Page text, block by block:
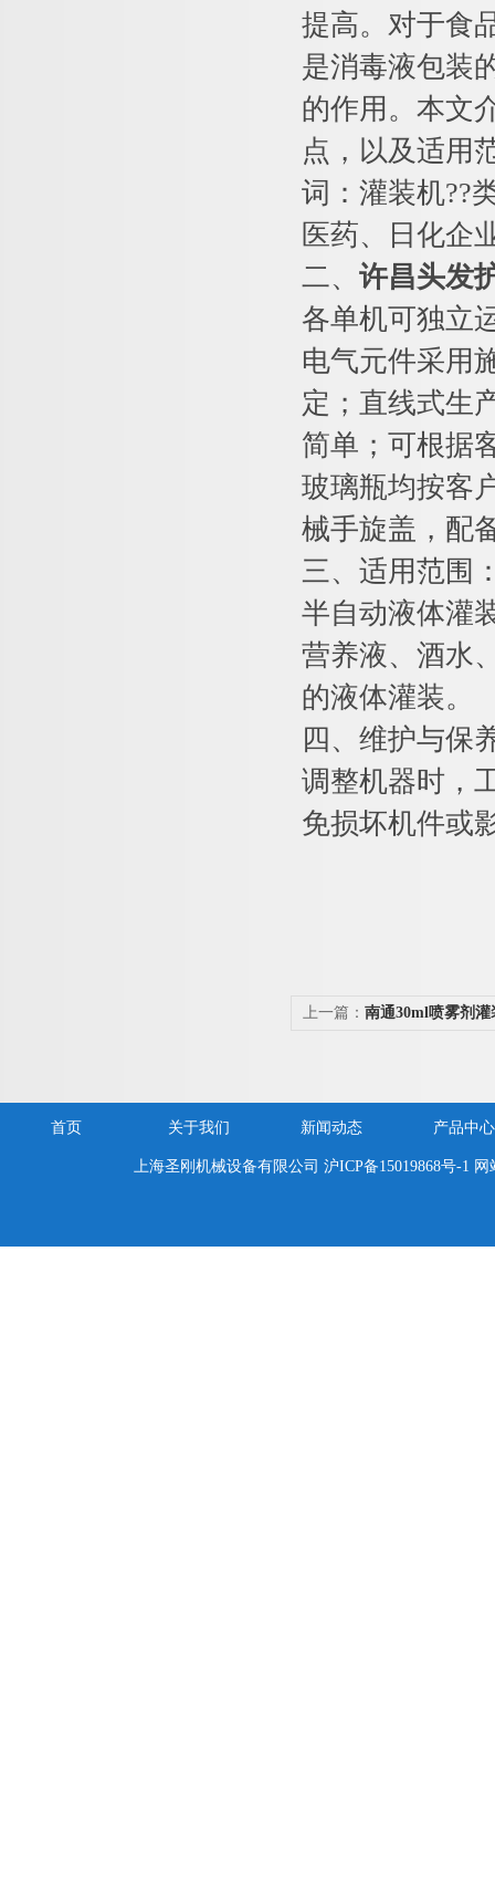
提高。对于食
是消毒液包装
的作用。本文
点，以及适用
词：灌装机??
医药、日化企
二、 许昌头发
各单机可独立
电气元件采用
定；直线式生
简单；可根据
玻璃瓶均按客
械手旋盖，配
三、适用范围
半自动液体灌
营养液、酒水
的液体灌装。
四、维护与保
调整机器时，
免损坏机件或
上一篇： 南通30ml喷雾剂
首页 关于我们 新闻动态 产品中心
上海圣刚机械设备有限公司沪ICP备15019868号-1 网